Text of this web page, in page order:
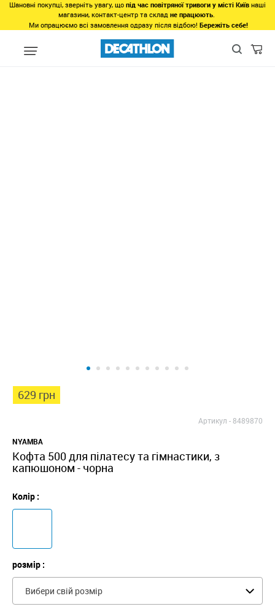
Шановні покупці, зверніть увагу, що під час повітряної тривоги у місті Київ наші
магазини, контакт-центр та склад не працюють.
Ми опрацюємо всі замовлення одразу після відбою! Бережіть себе!
Види спорту Фітнес, спортзал Фітнес Одяг для фітнесу
629 грн
Артикул -8489870
NYAMBA
Кофта 500 для пілатесу та гімнастики, з
капюшоном - чорна
Колір :
розмір :
Вибери свій розмір